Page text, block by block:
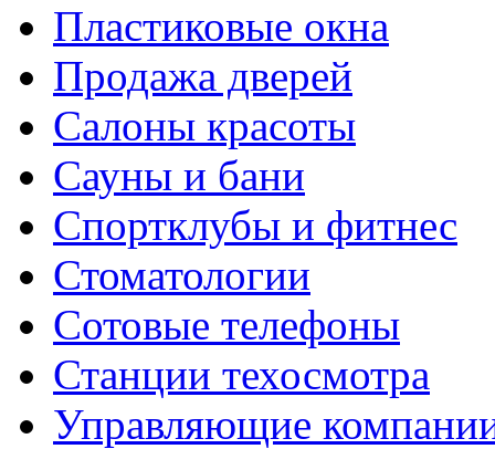
Пластиковые окна
Продажа дверей
Салоны красоты
Сауны и бани
Спортклубы и фитнес
Стоматологии
Сотовые телефоны
Станции техосмотра
Управляющие